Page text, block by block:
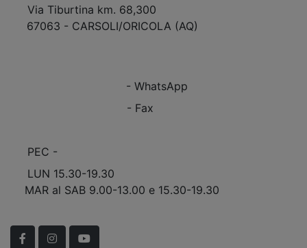
Via Tiburtina km. 68,300
67063 - CARSOLI/ORICOLA (AQ)
- WhatsApp
- Fax
PEC -
LUN 15.30-19.30
MAR al SAB 9.00-13.00 e 15.30-19.30
FacebookInstagramYouTube